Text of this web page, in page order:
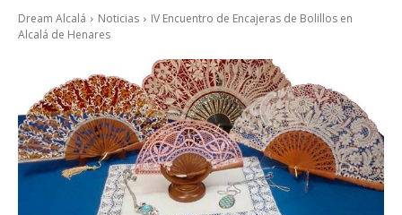
Dream Alcalá Noticias
IV Encuentro de Encajeras de Bolillos en
Alcalá de Henares